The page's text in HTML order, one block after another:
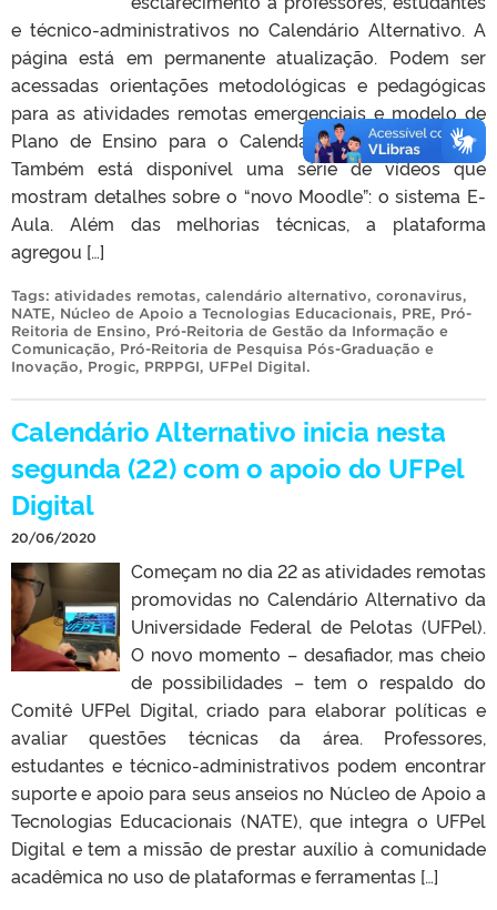
e técnico-administrativos no Calendário Alternativo. A
página está em permanente atualização. Podem ser
acessadas orientações metodológicas e pedagógicas
para as atividades remotas emergenciais e modelo de
Plano de Ensino para o Calendário Alternativo aqui.
Também está disponível uma série de vídeos que
mostram detalhes sobre o “novo Moodle”: o sistema E-
Aula. Além das melhorias técnicas, a plataforma
agregou […]
Tags: atividades remotas, calendário alternativo, coronavirus,
NATE, Núcleo de Apoio a Tecnologias Educacionais, PRE, Pró-
Reitoria de Ensino, Pró-Reitoria de Gestão da Informação e
Comunicação, Pró-Reitoria de Pesquisa Pós-Graduação e
Inovação, Progic, PRPPGI, UFPel Digital.
Calendário Alternativo inicia nesta
segunda (22) com o apoio do UFPel
Digital
20/06/2020
Começam no dia 22 as atividades remotas
promovidas no Calendário Alternativo da
Universidade Federal de Pelotas (UFPel).
O novo momento – desafiador, mas cheio
de possibilidades – tem o respaldo do
Comitê UFPel Digital, criado para elaborar políticas e
avaliar questões técnicas da área. Professores,
estudantes e técnico-administrativos podem encontrar
suporte e apoio para seus anseios no Núcleo de Apoio a
Tecnologias Educacionais (NATE), que integra o UFPel
Digital e tem a missão de prestar auxílio à comunidade
acadêmica no uso de plataformas e ferramentas […]